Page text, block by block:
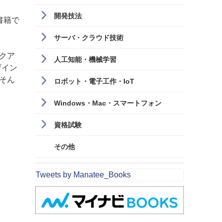
籍で
ア
ン
ん
開発技法
サーバ・クラウド技術
人工知能・機械学習
ロボット・電子工作・IoT
Windows・Mac・スマートフォン
資格試験
その他
Tweets by Manatee_Books